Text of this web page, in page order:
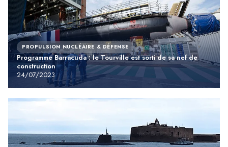
PROPULSION NUCLÉAIRE & DÉFENSE
Programme Barracuda : le Tourville est sorti de sa nef de
construction
24/07/2023